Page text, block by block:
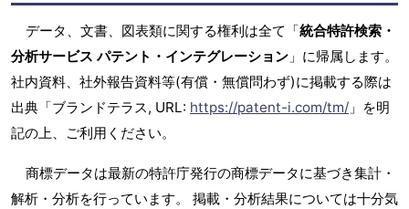
データ、文書、図表類に関する権利は全て「統合特許検索・
分析サービス パテント・インテグレーション 」に帰属します。
社内資料、社外報告資料等(有償・無償問わず)に掲載する際は
出典「ブランドテラス, URL: https://patent-i.com/tm/ 」を明
記の上、ご利用ください。
商標データは最新の特許庁発行の商標データに基づき集計・
解析・分析を行っています。 掲載・分析結果については十分気